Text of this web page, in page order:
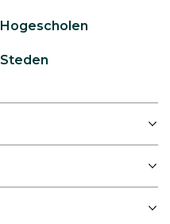
Hogescholen
Steden